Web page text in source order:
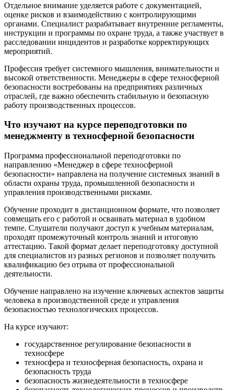
Отдельное внимание уделяется работе с документацией,
оценке рисков и взаимодействию с контролирующими
органами. Специалист разрабатывает внутренние регламенты,
инструкции и программы по охране труда, а также участвует в
расследовании инцидентов и разработке корректирующих
мероприятий.
Профессия требует системного мышления, внимательности и
высокой ответственности. Менеджеры в сфере техносферной
безопасности востребованы на предприятиях различных
отраслей, где важно обеспечить стабильную и безопасную
работу производственных процессов.
Что изучают на курсе переподготовки по
менеджменту в техносферной безопасности
Программа профессиональной переподготовки по
направлению «Менеджер в сфере техносферной
безопасности» направлена на получение системных знаний в
области охраны труда, промышленной безопасности и
управления производственными рисками.
Обучение проходит в дистанционном формате, что позволяет
совмещать его с работой и осваивать материал в удобном
темпе. Слушатели получают доступ к учебным материалам,
проходят промежуточный контроль знаний и итоговую
аттестацию. Такой формат делает переподготовку доступной
для специалистов из разных регионов и позволяет получить
квалификацию без отрыва от профессиональной
деятельности.
Обучение направлено на изучение ключевых аспектов защиты
человека в производственной среде и управления
безопасностью технологических процессов.
На курсе изучают:
государственное регулирование безопасности в
техносфере
техносфера и техносферная безопасность, охрана и
безопасность труда
безопасность жизнедеятельности в техносфере